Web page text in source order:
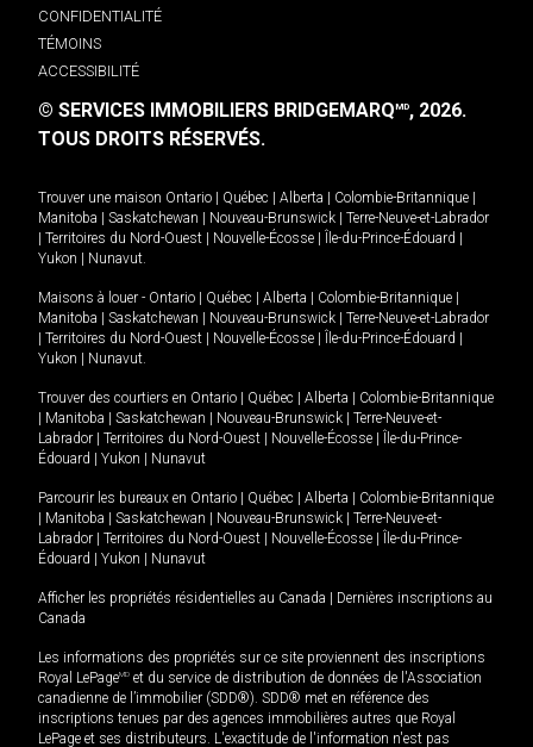
CONFIDENTIALITÉ
TÉMOINS
ACCESSIBILITÉ
© SERVICES IMMOBILIERS BRIDGEMARQMD, 2026.
TOUS DROITS RÉSERVÉS.
Trouver une maison Ontario Québec Alberta Colombie-Britannique
Manitoba
Saskatchewan Nouveau-Brunswick
Terre-Neuve-et-Labrador
Territoires du Nord-Ouest Nouvelle-Écosse Île-du-Prince-Édouard
Yukon
Nunavut.
Maisons à louer - Ontario Québec Alberta Colombie-Britannique
Manitoba
Saskatchewan Nouveau-Brunswick
Terre-Neuve-et-Labrador
Territoires du Nord-Ouest Nouvelle-Écosse Île-du-Prince-Édouard
Yukon
Nunavut.
Trouver des courtiers en Ontario Québec Alberta
Colombie-Britannique
Manitoba Saskatchewan Nouveau-Brunswick
Terre-Neuve-et-
Labrador
Territoires du Nord-Ouest Nouvelle-Écosse
Île-du-Prince-
Édouard
Yukon Nunavut
Parcourir les bureaux en Ontario Québec Alberta
Colombie-Britannique
Manitoba Saskatchewan Nouveau-Brunswick
Terre-Neuve-et-
Labrador
Territoires du Nord-Ouest Nouvelle-Écosse
Île-du-Prince-
Édouard
Yukon Nunavut
Afficher les propriétés résidentielles au Canada
Dernières inscriptions au
Canada
Les informations des propriétés sur ce site proviennent des inscriptions
Royal LePageMD et du service de distribution de données de l'Association
canadienne de l’immobilier (SDD®). SDD® met en référence des
inscriptions tenues par des agences immobilières autres que Royal
LePage et ses distributeurs. L'exactitude de l'information n'est pas